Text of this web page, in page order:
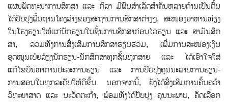
ແຜນພັດທະນາການສຶກສາ ແລະ ກິລາ ມີຜົນສໍາເລັດສໍາຄັນຫລາຍດ້ານເປັນຕ້ົນ
ໄດ້ປັບປຸງພ້ືນຖານໂຄງລ່າງຂອງສະຖານການສຶກສາຕ່າງໆ, ສະໜອງອາຫານທ່ຽງ
ໃນໂຮງຮຽນໃຫ້ແກ່ນັກຮຽນໃນຊັ້ນການສຶກສາກ່ອນໄວຮຽນ ແລະ ສາມັນສຶກ
ສາ, ລວມທັງການສົ່ງເສີມການສຶກສາຮຽນຮ່ວມ, ເພີ່ມການສະໜອງເງິນ
ອຸດໜູນເບ້ຍລ້ຽງນັກຮຽນ-ນັກສຶກສາທຸກຊັ້ນທຸກສາຍ ແລະ ໄດ້ເອົາໃຈໃສ່
ແກ້ໄຂບັນຫາການປະລະການຮຽນ ແລະ ການປັບປຸງຄຸນນະພາບການຮຽນ-
ການສອນໃນທຸກລະດັບໃຫ້ດີຂ້ຶນ. ນອກຈາກນ້ີ, ຍັງໄດ້ສົ່ງເສີມການຄ້ົນຄວ້າ
ວິທະຍາສາດ ແລະ ນະວັດຕະກຳ, ພ້ອມທັງໄດ້ປັບປຸງ ຄຸນນະພາບ, ຄັດເລືອກ